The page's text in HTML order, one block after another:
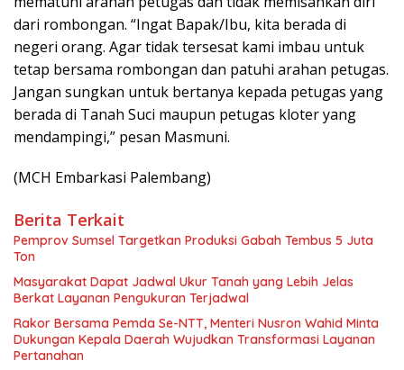
dari rombongan. “Ingat Bapak/Ibu, kita berada di
negeri orang. Agar tidak tersesat kami imbau untuk
tetap bersama rombongan dan patuhi arahan petugas.
Jangan sungkan untuk bertanya kepada petugas yang
berada di Tanah Suci maupun petugas kloter yang
mendampingi,” pesan Masmuni.
(MCH Embarkasi Palembang)
Berita Terkait
Pemprov Sumsel Targetkan Produksi Gabah Tembus 5 Juta
Ton
Masyarakat Dapat Jadwal Ukur Tanah yang Lebih Jelas
Berkat Layanan Pengukuran Terjadwal
Rakor Bersama Pemda Se-NTT, Menteri Nusron Wahid Minta
Dukungan Kepala Daerah Wujudkan Transformasi Layanan
Pertanahan